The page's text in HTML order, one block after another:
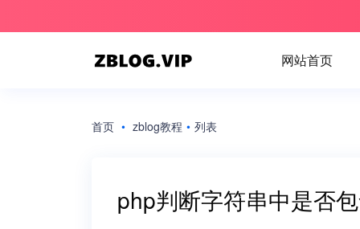
网站首页
首页 • zblog教程 • 列表
php判断字符串中是否